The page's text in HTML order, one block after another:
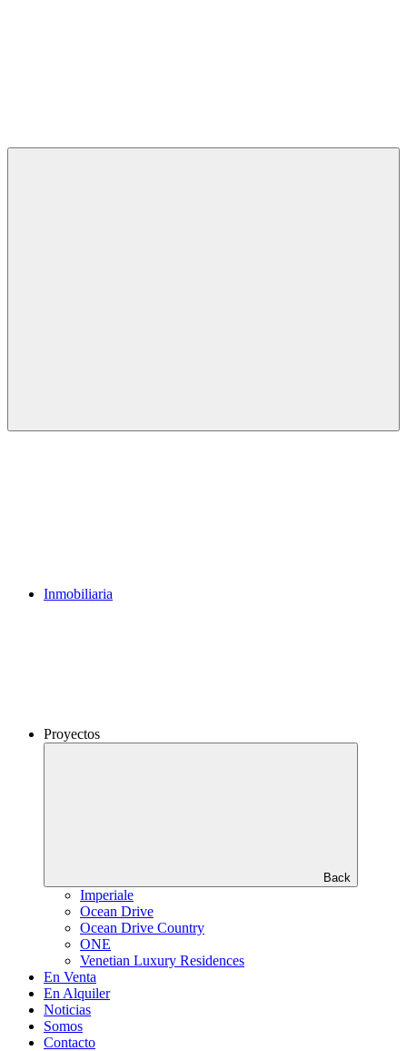
Inmobiliaria
Proyectos
Back
Imperiale
Ocean Drive
Ocean Drive Country
ONE
Venetian Luxury Residences
En Venta
En Alquiler
Noticias
Somos
Contacto